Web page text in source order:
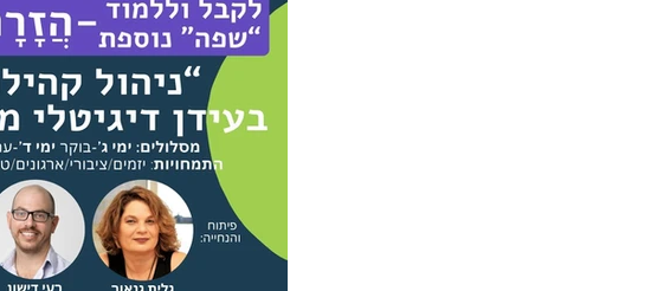
אנשי מפתח פוסט אורח
מחקר מדידה והערכה